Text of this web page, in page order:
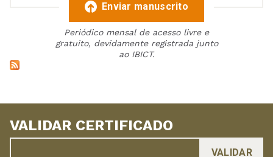
Enviar manuscrito
Periódico mensal de acesso livre e
gratuito, devidamente registrada junto
ao IBICT.
VALIDAR CERTIFICADO